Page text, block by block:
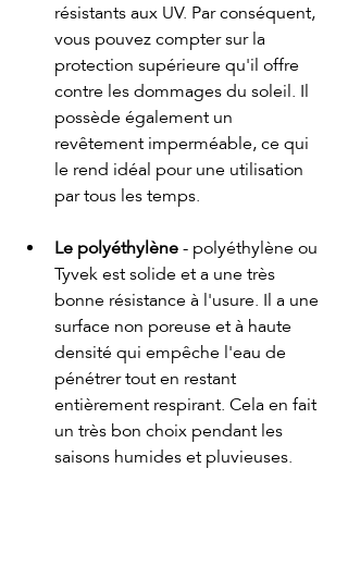
résistants aux UV. Par conséquent,
vous pouvez compter sur la
protection supérieure qu'il offre
contre les dommages du soleil. Il
possède également un
revêtement imperméable, ce qui
le rend idéal pour une utilisation
par tous les temps.
Le polyéthylène - polyéthylène ou
Tyvek est solide et a une très
bonne résistance à l'usure. Il a une
surface non poreuse et à haute
densité qui empêche l'eau de
pénétrer tout en restant
entièrement respirant. Cela en fait
un très bon choix pendant les
saisons humides et pluvieuses.